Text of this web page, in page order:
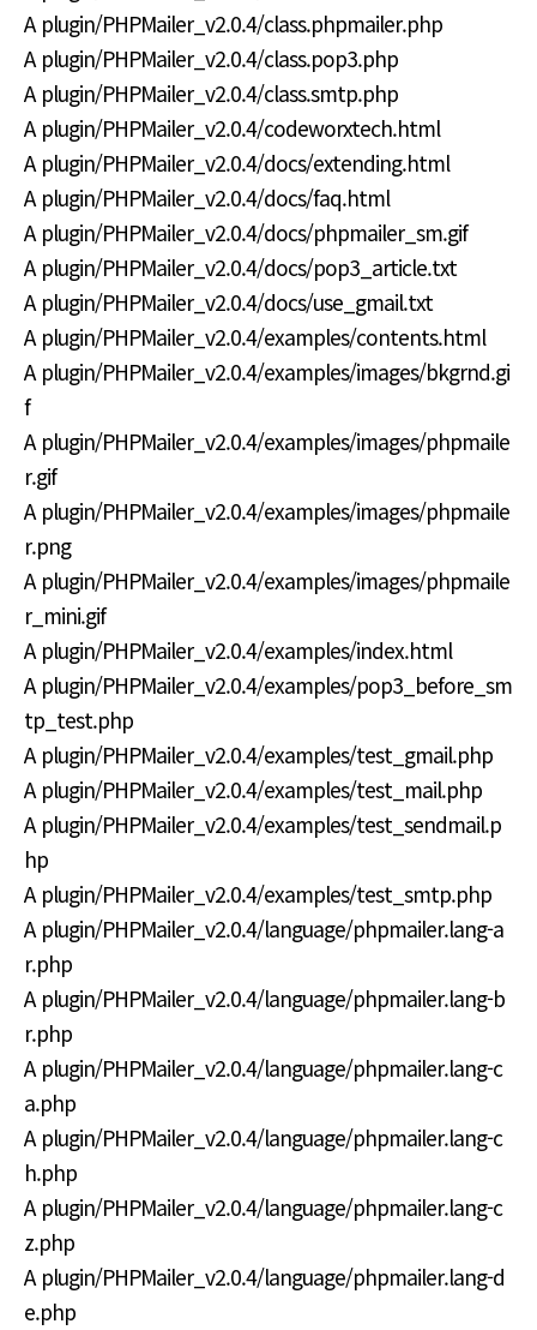
A plugin/PHPMailer_v2.0.4/class.phpmailer.php
A plugin/PHPMailer_v2.0.4/class.pop3.php
A plugin/PHPMailer_v2.0.4/class.smtp.php
A plugin/PHPMailer_v2.0.4/codeworxtech.html
A plugin/PHPMailer_v2.0.4/docs/extending.html
A plugin/PHPMailer_v2.0.4/docs/faq.html
A plugin/PHPMailer_v2.0.4/docs/phpmailer_sm.gif
A plugin/PHPMailer_v2.0.4/docs/pop3_article.txt
A plugin/PHPMailer_v2.0.4/docs/use_gmail.txt
A plugin/PHPMailer_v2.0.4/examples/contents.html
A plugin/PHPMailer_v2.0.4/examples/images/bkgrnd.gi
f
A plugin/PHPMailer_v2.0.4/examples/images/phpmaile
r.gif
A plugin/PHPMailer_v2.0.4/examples/images/phpmaile
r.png
A plugin/PHPMailer_v2.0.4/examples/images/phpmaile
r_mini.gif
A plugin/PHPMailer_v2.0.4/examples/index.html
A plugin/PHPMailer_v2.0.4/examples/pop3_before_sm
tp_test.php
A plugin/PHPMailer_v2.0.4/examples/test_gmail.php
A plugin/PHPMailer_v2.0.4/examples/test_mail.php
A plugin/PHPMailer_v2.0.4/examples/test_sendmail.p
hp
A plugin/PHPMailer_v2.0.4/examples/test_smtp.php
A plugin/PHPMailer_v2.0.4/language/phpmailer.lang-a
r.php
A plugin/PHPMailer_v2.0.4/language/phpmailer.lang-b
r.php
A plugin/PHPMailer_v2.0.4/language/phpmailer.lang-c
a.php
A plugin/PHPMailer_v2.0.4/language/phpmailer.lang-c
h.php
A plugin/PHPMailer_v2.0.4/language/phpmailer.lang-c
z.php
A plugin/PHPMailer_v2.0.4/language/phpmailer.lang-d
e.php